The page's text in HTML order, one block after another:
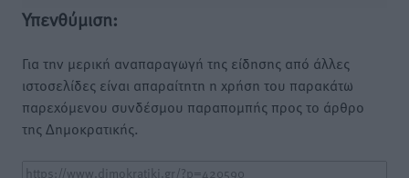
Υπενθύμιση:
Για την μερική αναπαραγωγή της είδησης από άλλες
ιστοσελίδες είναι απαραίτητη η χρήση του παρακάτω
παρεχόμενου συνδέσμου παραπομπής προς το άρθρο
της Δημοκρατικής.